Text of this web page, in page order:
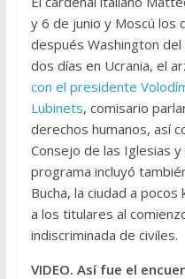
y 6 de junio y Moscú los
después Washington
dos días en Ucrania, el
con el presidente
Lubinets, comisario
derechos humanos, así
Consejo de las Iglesias
programa incluyó
Bucha, la ciudad a
a los titulares al
indiscriminada de civiles.
VIDEO. Así fue el